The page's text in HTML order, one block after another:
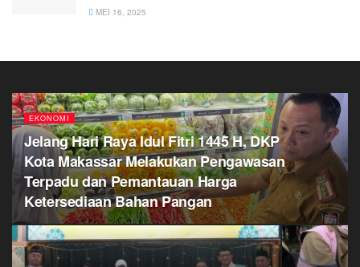
MEI 16, 2025
EKONOMI
Jelang Hari Raya Idul Fitri 1445 H, DKP
Kota Makassar Melakukan Pengawasan
Terpadu dan Pemantauan Harga
Ketersediaan Bahan Pangan